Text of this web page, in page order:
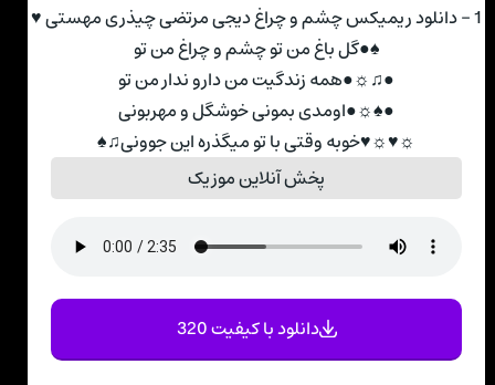
1 - دانلود ریمیکس چشم و چراغ دیجی مرتضی چیذری مهستی ♥
♠●ﮔﻞ ﺑﺎغ ﻣﻦ ﺗﻮ ﭼﺸﻢ و ﭼﺮاغ ﻣﻦ ﺗﻮ
●♫☼●ﻫﻤﻪ زﻧﺪﮔﻴﺖ ﻣﻦ دارو ﻧﺪار ﻣﻦ ﺗﻮ
●♠☼●اوﻣﺪی ﺑﻤﻮﻧﻰ ﺧﻮﺷﮕﻞ و ﻣﻬﺮﺑﻮﻧﻰ
☼♥☼♥ﺧﻮﺑﻪ وﻗﺘﻰ ﺑﺎ ﺗﻮ ﻣﻴﮕﺬره اﻳﻦ ﺟﻮوﻧﻰ♫♠
پخش آنلاین موزیک
دانلود با کیفیت 320